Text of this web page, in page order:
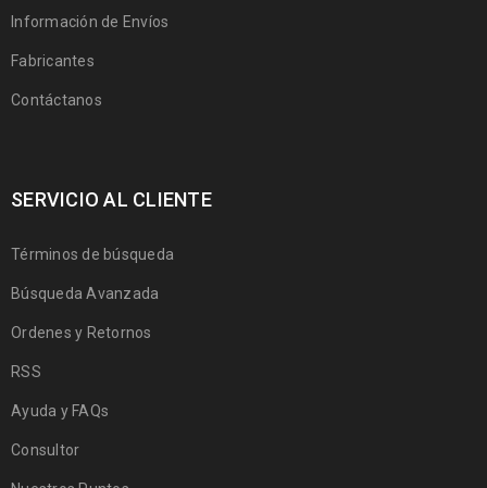
Información de Envíos
Fabricantes
Contáctanos
SERVICIO AL CLIENTE
Términos de búsqueda
Búsqueda Avanzada
Ordenes y Retornos
RSS
Ayuda y FAQs
Consultor